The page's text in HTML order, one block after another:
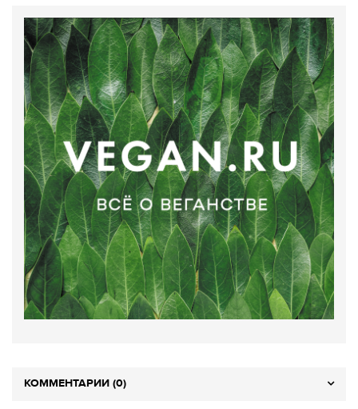
КОММЕНТАРИИ (0)